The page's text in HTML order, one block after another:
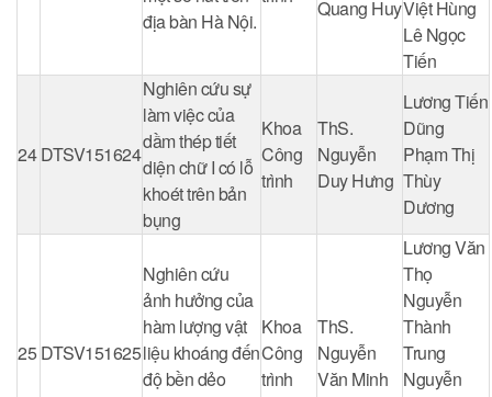
địa bàn Hà Nội.
Quang HuyViệt Hùng
Lê Ngọc
Tiến
24 DTSV151624
Nghiên cứu sự
làm việc của
dầm thép tiết
diện chữ I có lỗ
khoét trên bản
bụng
Khoa
Công
trình
ThS.
Nguyễn
Duy Hưng
Lương Tiến
Dũng
Phạm Thị
Thùy
Dương
25 DTSV151625
Nghiên cứu
ảnh hưởng của
hàm lượng vật
liệu khoáng đến
độ bền dẻo
Khoa
Công
trình
ThS.
Nguyễn
Văn Minh
Lương Văn
Thọ
Nguyễn
Thành
Trung
Nguyễn